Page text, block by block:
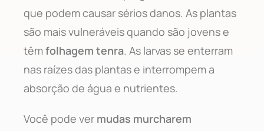
que podem causar sérios danos. As plantas
são mais vulneráveis quando são jovens e
têmfolhagem tenra. As larvas se enterram
nas raízes das plantas e interrompem a
absorção de água e nutrientes.
Você pode ver mudas murcharem